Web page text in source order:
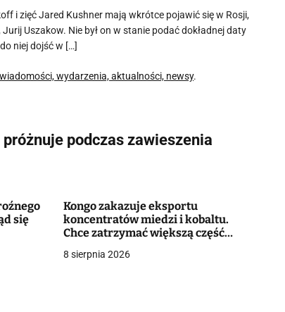
i zięć Jared Kushner mają wkrótce pojawić się w Rosji,
Uszakow. Nie był on w stanie podać dokładnej daty
niej dojść w […]
wydarzenia, aktualności, newsy.
próżnuje podczas zawieszenia
się
Kongo zakazuje eksportu
koncentratów miedzi i kobaltu.
Chce zatrzymać większą część
8 sierpnia 2026